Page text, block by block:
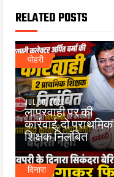
RELATED POSTS
पोहरी
JUL 30, 2026
लापरवाही पर की
कार्रवाई, दो प्राथमिक
शिक्षक निलंबित
दिनारा